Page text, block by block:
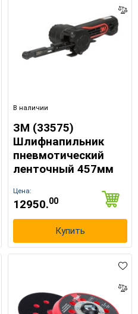
В наличии
ЗМ (33575)
Шлифнапильник
пневмотический
ленточный 457мм
Цена:
12950.00
Купить